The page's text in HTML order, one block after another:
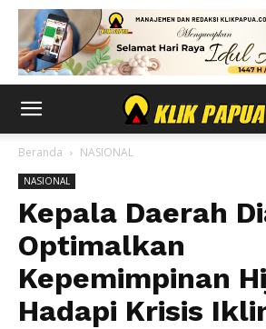
Beranda NASIONAL
NASIONAL
Kepala Daerah
Optimalkan
Kepemimpinan
Hadapi Krisis